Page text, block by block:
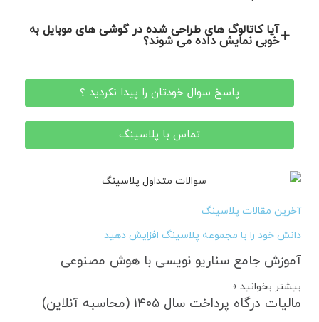
آیا کاتالوگ های طراحی شده در گوشی های موبایل به
خوبی نمایش داده می شوند؟
پاسخ سوال خودتان را پیدا نکردید ؟
تماس با پلاسینگ
آخرین مقالات پلاسینگ
دانش خود را با مجموعه پلاسینگ افزایش دهید
آموزش جامع سناریو نویسی با هوش مصنوعی
بیشتر بخوانید »
مالیات درگاه پرداخت سال ۱۴۰۵ (محاسبه آنلاین)